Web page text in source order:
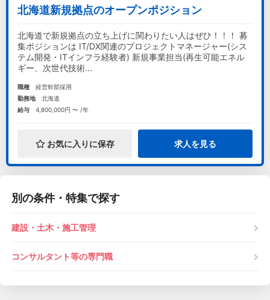
北海道新規拠点のオープンポジション
北海道で新規拠点の立ち上げに関わりたい人はぜひ！！！ 募
集ポジションは IT/DX関連のプロジェクトマネージャー(シス
テム開発・ITインフラ経験者) 新規事業担当(再生可能エネル
ギー、次世代技術...
職種
経営幹部採用
勤務地
北海道
給与
4,800,000円 〜 /年
お気に入りに保存 求人を見る
別の条件・特集で探す
建設・土木・施工管理
コンサルタント等の専門職